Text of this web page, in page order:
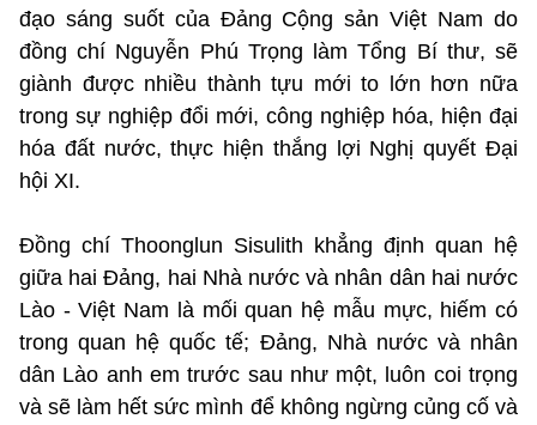
đạo sáng suốt của Đảng Cộng sản Việt Nam do
đồng chí Nguyễn Phú Trọng làm Tổng Bí thư, sẽ
giành được nhiều thành tựu mới to lớn hơn nữa
trong sự nghiệp đổi mới, công nghiệp hóa, hiện đại
hóa đất nước, thực hiện thắng lợi Nghị quyết Đại
hội XI.
Đồng chí Thoonglun Sisulith khẳng định quan hệ
giữa hai Đảng, hai Nhà nước và nhân dân hai nước
Lào - Việt Nam là mối quan hệ mẫu mực, hiếm có
trong quan hệ quốc tế; Đảng, Nhà nước và nhân
dân Lào anh em trước sau như một, luôn coi trọng
và sẽ làm hết sức mình để không ngừng củng cố và